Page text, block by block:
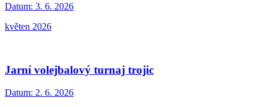
Datum: 3. 6. 2026
květen 2026
Jarní volejbalový turnaj trojic
Datum: 2. 6. 2026